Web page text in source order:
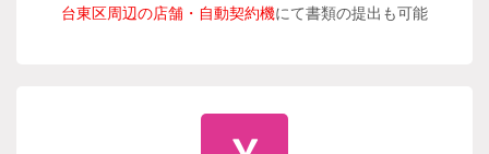
台東区周辺の店舗・自動契約機にて書類の提出も可能